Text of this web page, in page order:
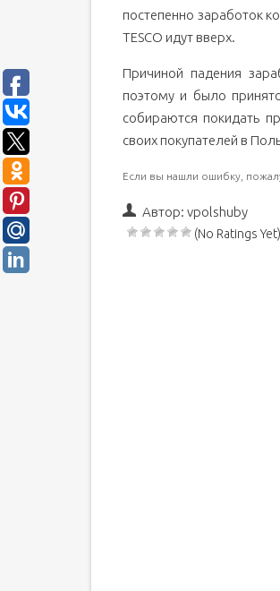
постепенно заработок
TESCO идут вверх.
Причиной падения
поэтому и было
собираются покидать
своих покупателей в
Если вы нашли ошибку,
Автор: vpolshuby
(No Ratings Yet)